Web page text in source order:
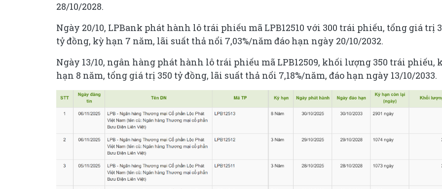
28/10/2028.
Ngày 20/10, LPBank phát hành lô trái phiếu mã LPB12510 với 300 trái phiếu, tổng giá trị
tỷ đồng, kỳ hạn 7 năm, lãi suất thả nổi 7,03%/năm đáo hạn ngày 20/10/2032.
Ngày 13/10, ngân hàng phát hành lô trái phiếu mã LPB12509, khối lượng 350 trái phiếu,
hạn 8 năm, tổng giá trị 350 tỷ đồng, lãi suất thả nổi 7,18%/năm, đáo hạn ngày 13/10/2033.